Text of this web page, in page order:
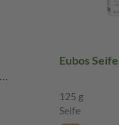
Eubos
125 g
Seife